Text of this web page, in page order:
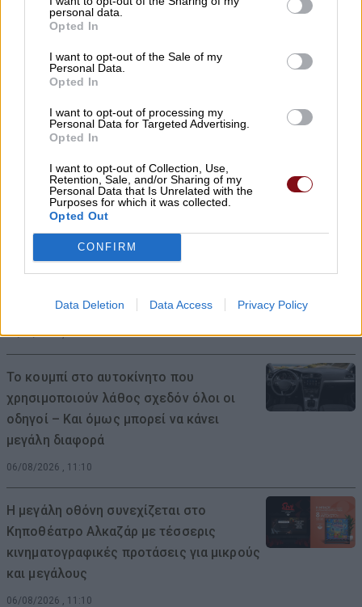
personal data.
Opted In
I want to opt-out of the Sale of my
Personal Data.
Opted In
I want to opt-out of processing my
Personal Data for Targeted Advertising.
Opted In
I want to opt-out of Collection, Use,
Retention, Sale, and/or Sharing of my
Personal Data that Is Unrelated with the
Purposes for which it was collected.
Opted Out
CONFIRM
Data Deletion Data Access Privacy Policy
Δύο συλλήψεις για κλοπή
μετασχηματιστή με ανυψωτικό
μηχάνημα στον Τύρναβο
06/08/2026 , 11:56
απόπειρα κλοπής
06/08/2026 , 11:45
Το κουμπί στο αυτοκίνητο που
χρησιμοποιούν λάθος σχεδόν όλοι οι
οδηγοί – Και όμως μπορεί να κάνει
μεγάλη διαφορά
06/08/2026 , 11:10
Η μεγάλη οθόνη συνεχίζεται στο
Κηποθέατρο Αλκαζάρ με τέσσερις
κινηματογραφικές προτάσεις για μικρούς
και μεγάλους
06/08/2026 , 11:10